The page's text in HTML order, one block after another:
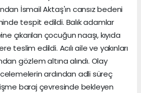
İsmail Aktaş'ın cansız bedeni
tespit edildi. Balık adamlar
çıkarılan çocuğun naaşı, kıyıda
teslim edildi. Acılı aile ve yakınları
gözlem altına alındı. Olay
ardından adli süreç
baraj çevresinde bekleyen